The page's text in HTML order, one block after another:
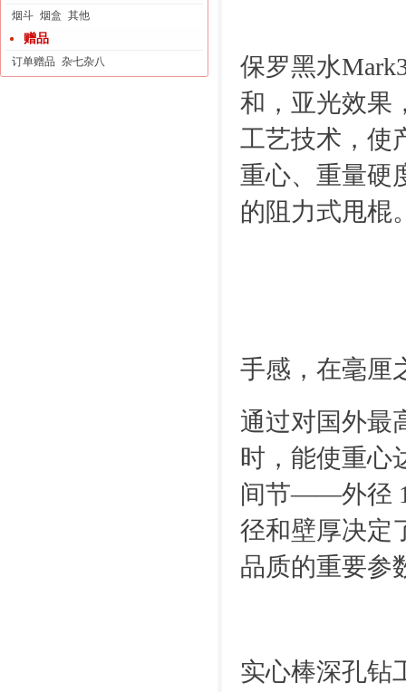
烟斗 烟盒 其他
赠品
订单赠品 杂七杂八
保罗黑水
和，亚光效果
工艺技术，使
重心、重量硬
的阻力式甩棍
手感，在毫厘
通过对国外最
时，能使重心
间节——外径
径和壁厚决定
品质的重要参
实心棒深孔钻